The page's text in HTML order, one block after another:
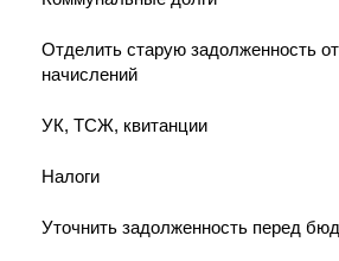
Отделить старую задолженность
начислений
УК, ТСЖ, квитанции
Налоги
Уточнить задолженность перед